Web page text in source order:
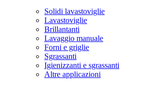
Solidi lavastoviglie
Lavastoviglie
Brillantanti
Lavaggio manuale
Forni e griglie
Sgrassanti
Igienizzanti e sgrassanti
Altre applicazioni